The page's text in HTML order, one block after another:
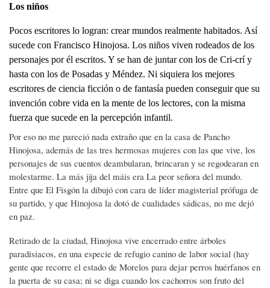
Los niños
Pocos escritores lo logran: crear mundos realmente habitados. Así
sucede con Francisco Hinojosa. Los niños viven rodeados de los
personajes por él escritos. Y se han de juntar con los de Cri-crí y
hasta con los de Posadas y Méndez. Ni siquiera los mejores
escritores de ciencia ficción o de fantasía pueden conseguir que su
invención cobre vida en la mente de los lectores, con la misma
fuerza que sucede en la percepción infantil.
Por eso no me pareció nada extraño que en la casa de Pancho
Hinojosa, además de las tres hermosas mujeres con las que vive, los
personajes de sus cuentos deambularan, brincaran y se regodearan en
molestarme. La más jija del máis era La peor señora del mundo.
Entre que El Fisgón la dibujó con cara de líder magisterial prófuga de
su partido, y que Hinojosa la dotó de cualidades sádicas, no me dejó
en paz.
Retirado de la ciudad, Hinojosa vive encerrado entre árboles
paradisiacos, en una especie de refugio canino de labor social (hay
gente que recorre el estado de Morelos para dejar perros huérfanos en
la puerta de su casa; ni se diga cuando los cachorros son fruto del